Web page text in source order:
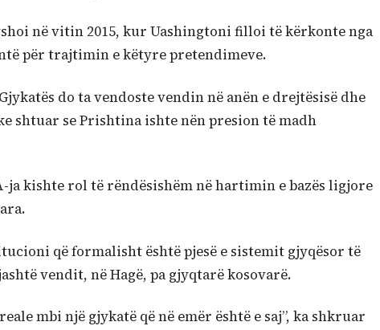
në vitin 2015, kur Uashingtoni filloi të kërkonte nga
për trajtimin e këtyre pretendimeve.
do ta vendoste vendin në anën e drejtësisë dhe
shtuar se Prishtina ishte nën presion të madh
kishte rol të rëndësishëm në hartimin e bazës ligjore
që formalisht është pjesë e sistemit gjyqësor të
vendit, në Hagë, pa gjyqtarë kosovarë.
mbi një gjykatë që në emër është e saj”, ka shkruar